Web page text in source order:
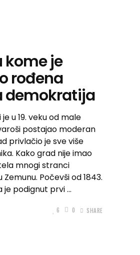
kome je
rođena
demokratija
u 19. veku od male
postajao moderan
privlačio je sve više
Kako grad nije imao
mnogi stranci
Zemunu. Počevši od 1843.
je podignut prvi
6 0 SHARE